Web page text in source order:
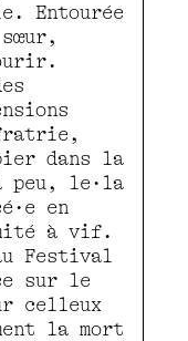
Entourée
dans la
peu, le·la
en
à vif.
Festival
sur le
celleux
la mort